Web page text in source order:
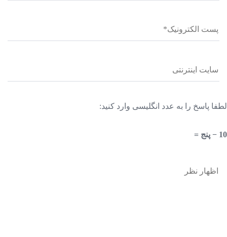
لطفا پاسخ را به عدد انگلیسی وارد کنید:
10 − پنج =